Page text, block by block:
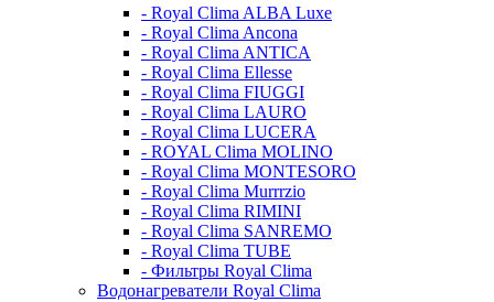
- Royal Clima ALBA Luxe
- Royal Clima Ancona
- Royal Clima ANTICA
- Royal Clima Ellesse
- Royal Clima FIUGGI
- Royal Clima LAURO
- Royal Clima LUCERA
- ROYAL Clima MOLINO
- Royal Clima MONTESORO
- Royal Clima Murrrzio
- Royal Clima RIMINI
- Royal Clima SANREMO
- Royal Clima TUBE
- Фильтры Royal Clima
Водонагреватели Royal Clima